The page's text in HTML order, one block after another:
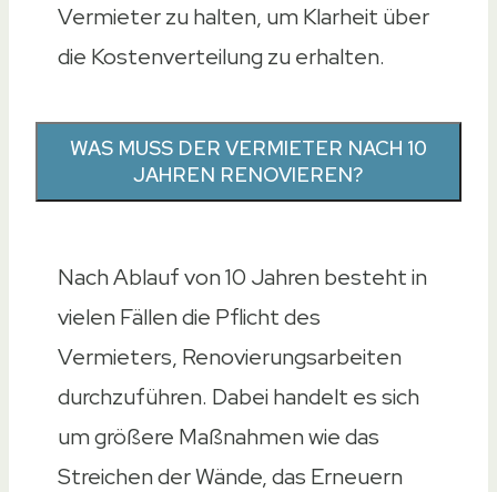
Vermieter zu halten, um Klarheit über
die Kostenverteilung zu erhalten.
WAS MUSS DER VERMIETER NACH 10
JAHREN RENOVIEREN?
Nach Ablauf von 10 Jahren besteht in
vielen Fällen die Pflicht des
Vermieters, Renovierungsarbeiten
durchzuführen. Dabei handelt es sich
um größere Maßnahmen wie das
Streichen der Wände, das Erneuern